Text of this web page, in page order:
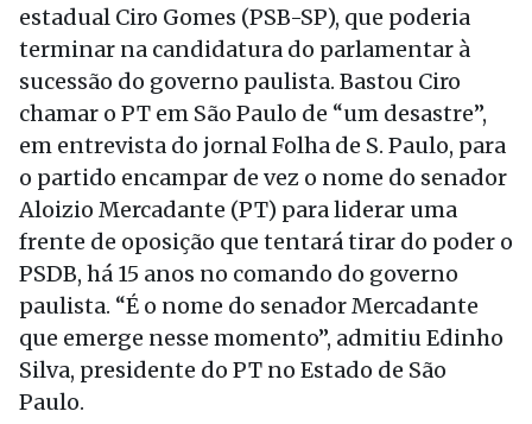
estadual Ciro Gomes (PSB-SP), que poderia
terminar na candidatura do parlamentar à
sucessão do governo paulista. Bastou Ciro
chamar o PT em São Paulo de “um desastre”,
em entrevista do jornal Folha de S. Paulo, para
o partido encampar de vez o nome do senador
Aloizio Mercadante (PT) para liderar uma
frente de oposição que tentará tirar do poder o
PSDB, há 15 anos no comando do governo
paulista. “É o nome do senador Mercadante
que emerge nesse momento”, admitiu Edinho
Silva, presidente do PT no Estado de São
Paulo.